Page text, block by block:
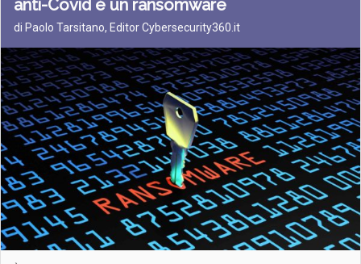
anti-Covid è un ransomware
di Paolo Tarsitano, Editor Cybersecurity360.it